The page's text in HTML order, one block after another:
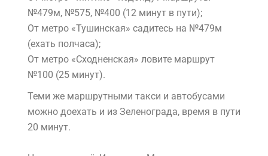
№479м, №575, №400 (12 минут в пути);
От метро «Тушинская» садитесь на №479м
(ехать полчаса);
От метро «Сходненская» ловите маршрут
№100 (25 минут).
Теми же маршрутными такси и автобусами
можно доехать и из Зеленограда, время в пути
20 минут.